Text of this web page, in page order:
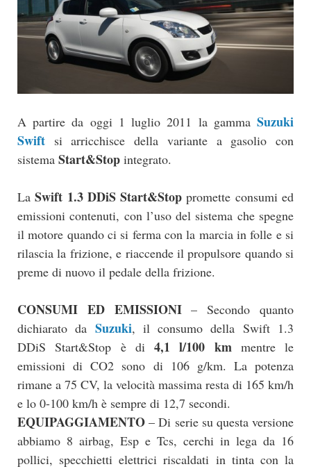
A partire da oggi 1 luglio 2011 la gamma Suzuki
Swift si arricchisce della variante a gasolio con
sistema Start&Stop integrato.
LaSwift 1.3 DDiS Start&Stop promette consumi ed
emissioni contenuti, con l’uso del sistema che spegne
il motore quando ci si ferma con la marcia in folle e si
rilascia la frizione, e riaccende il propulsore quando si
preme di nuovo il pedale della frizione.
CONSUMI ED EMISSIONI– Secondo quanto
dichiarato da Suzuki, il consumo della Swift 1.3
DDiS Start&Stop è di 4,1 l/100 kmmentre le
emissioni di CO2 sono di 106 g/km. La potenza
rimane a 75 CV, la velocità massima resta di 165 km/h
e lo 0-100 km/h è sempre di 12,7 secondi.
EQUIPAGGIAMENTO – Di serie su questa versione
abbiamo 8 airbag, Esp e Tcs, cerchi in lega da 16
pollici, specchietti elettrici riscaldati in tinta con la